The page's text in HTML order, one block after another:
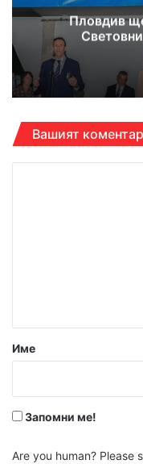
Пловдив
Вашият коментар
р
Име
Запомни ме!
Are you human? Please